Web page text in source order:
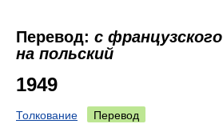
Перевод: с французского
на польский
1949
Толкование Перевод